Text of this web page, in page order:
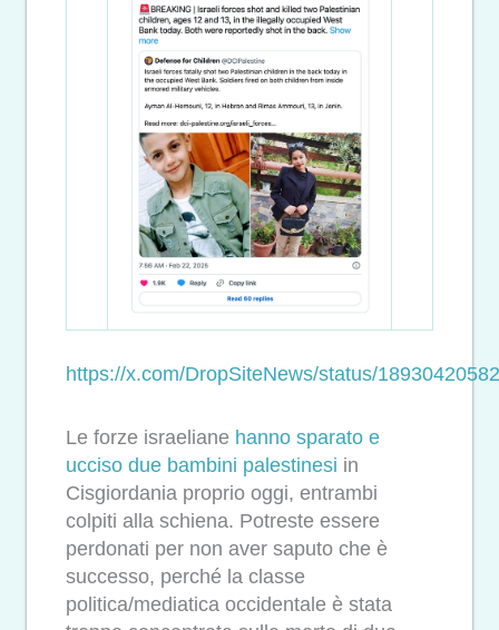
https://x.com/DropSiteNews/status/
Le forze israeliane hanno sparato e
ucciso due bambini palestinesi in
Cisgiordania proprio oggi, entrambi
colpiti alla schiena. Potreste essere
perdonati per non aver saputo che è
successo, perché la classe
politica/mediatica occidentale è stata